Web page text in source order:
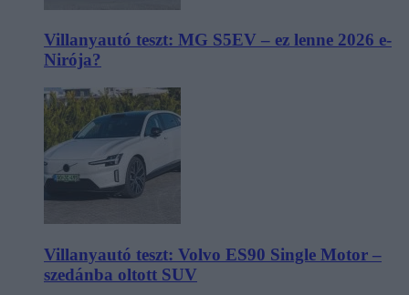
Villanyautó teszt: MG S5EV – ez lenne 2026 e-
Nirója?
Villanyautó teszt: Volvo ES90 Single Motor –
szedánba oltott SUV